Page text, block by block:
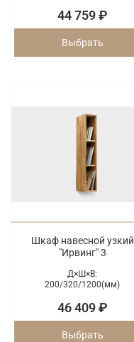
44 759 ₽
Выбрать
Шкаф навесной узкий
"Ирвинг" 3
Д×Ш×В:
200/320/1200(мм)
46 409 ₽
Выбрать